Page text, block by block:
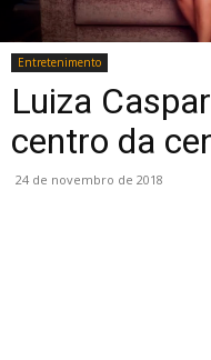
Entretenimento
Luiza
centro da
24 de novembro de 2018